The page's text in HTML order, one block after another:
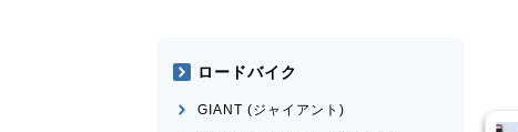
ロードバイク
GIANT (ジャイアント)